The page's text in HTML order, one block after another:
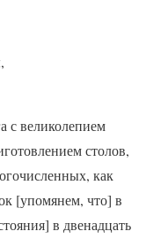
с великолепием
столов,
как
[упомянем, что] в
в двенадцать